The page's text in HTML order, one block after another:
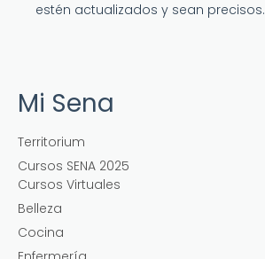
estén actualizados y sean precisos.
Mi Sena
Territorium
Cursos SENA 2025
Cursos Virtuales
Belleza
Cocina